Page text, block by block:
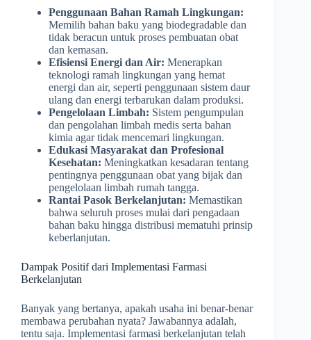
Penggunaan Bahan Ramah Lingkungan:
Memilih bahan baku yang biodegradable dan
tidak beracun untuk proses pembuatan obat
dan kemasan.
Efisiensi Energi dan Air: Menerapkan
teknologi ramah lingkungan yang hemat
energi dan air, seperti penggunaan sistem daur
ulang dan energi terbarukan dalam produksi.
Pengelolaan Limbah: Sistem pengumpulan
dan pengolahan limbah medis serta bahan
kimia agar tidak mencemari lingkungan.
Edukasi Masyarakat dan Profesional
Kesehatan: Meningkatkan kesadaran tentang
pentingnya penggunaan obat yang bijak dan
pengelolaan limbah rumah tangga.
Rantai Pasok Berkelanjutan: Memastikan
bahwa seluruh proses mulai dari pengadaan
bahan baku hingga distribusi mematuhi prinsip
keberlanjutan.
Dampak Positif dari Implementasi Farmasi
Berkelanjutan
Banyak yang bertanya, apakah usaha ini benar-benar
membawa perubahan nyata? Jawabannya adalah,
tentu saja. Implementasi farmasi berkelanjutan telah